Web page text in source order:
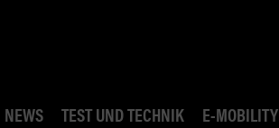
NEWS
TEST UND TECHNIK E-MOBILITY